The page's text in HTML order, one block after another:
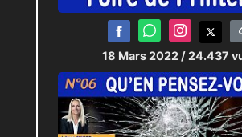
18 Mars 2022 / 24.437